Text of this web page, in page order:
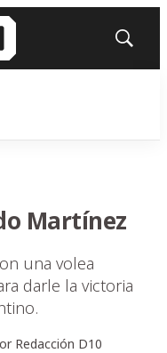
Mostrar
Martínez
una volea
darle la victoria
Redacción D10